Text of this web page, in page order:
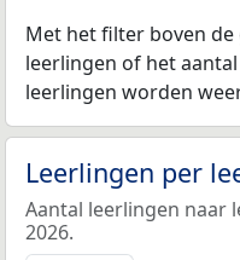
Met het filter boven
leerlingen of het
leerlingen worden
Leerlingen per
Aantal leerlingen naar
2026.